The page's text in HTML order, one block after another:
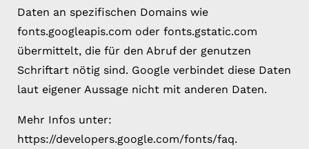
Daten an spezifischen Domains wie
fonts.googleapis.com oder fonts.gstatic.com
übermittelt, die für den Abruf der genutzen
Schriftart nötig sind. Google verbindet diese Daten
laut eigener Aussage nicht mit anderen Daten.
Mehr Infos unter:
https://developers.google.com/fonts/faq.